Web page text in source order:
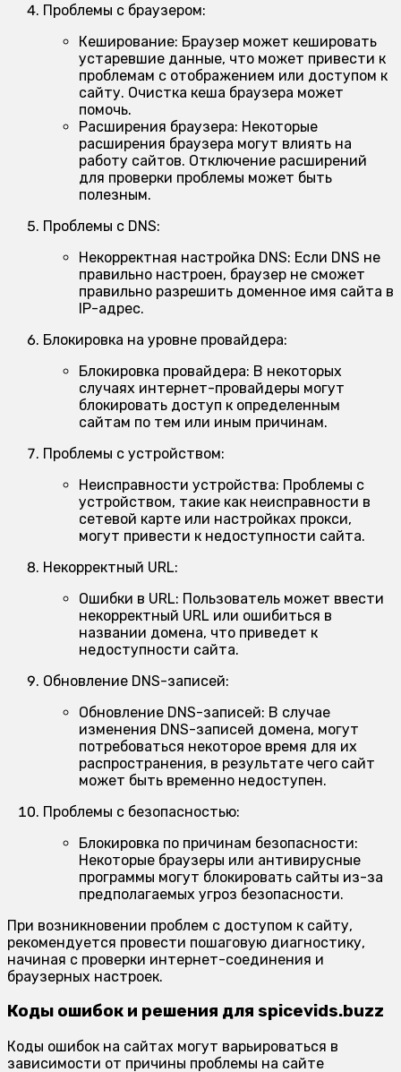
Проблемы с браузером:
Кеширование: Браузер может кешировать
устаревшие данные, что может привести к
проблемам с отображением или доступом к
сайту. Очистка кеша браузера может
помочь.
Расширения браузера: Некоторые
расширения браузера могут влиять на
работу сайтов. Отключение расширений
для проверки проблемы может быть
полезным.
Проблемы с DNS:
Некорректная настройка DNS: Если DNS не
правильно настроен, браузер не сможет
правильно разрешить доменное имя сайта в
IP-адрес.
Блокировка на уровне провайдера:
Блокировка провайдера: В некоторых
случаях интернет-провайдеры могут
блокировать доступ к определенным
сайтам по тем или иным причинам.
Проблемы с устройством:
Неисправности устройства: Проблемы с
устройством, такие как неисправности в
сетевой карте или настройках прокси,
могут привести к недоступности сайта.
Некорректный URL:
Ошибки в URL: Пользователь может ввести
некорректный URL или ошибиться в
названии домена, что приведет к
недоступности сайта.
Обновление DNS-записей:
Обновление DNS-записей: В случае
изменения DNS-записей домена, могут
потребоваться некоторое время для их
распространения, в результате чего сайт
может быть временно недоступен.
Проблемы с безопасностью:
Блокировка по причинам безопасности:
Некоторые браузеры или антивирусные
программы могут блокировать сайты из-за
предполагаемых угроз безопасности.
При возникновении проблем с доступом к сайту,
рекомендуется провести пошаговую диагностику,
начиная с проверки интернет-соединения и
браузерных настроек.
Коды ошибок и решения для spicevids.buzz
Коды ошибок на сайтах могут варьироваться в
зависимости от причины проблемы на сайте